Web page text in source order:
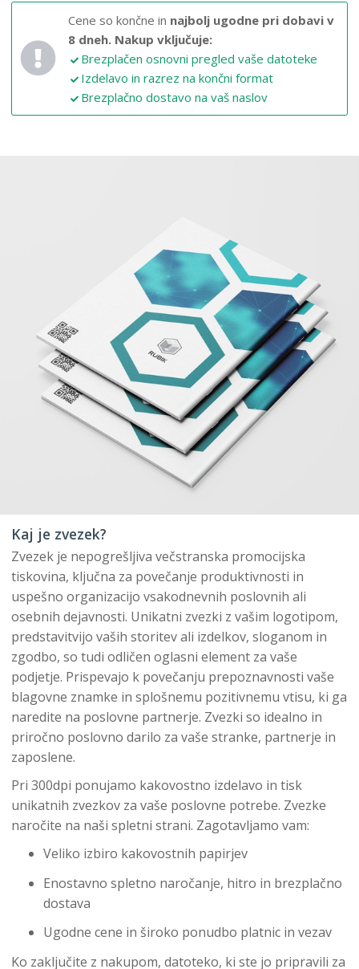
Cene so končne in najbolj ugodne pri dobavi v
8 dneh. Nakup vključuje:
Brezplačen osnovni pregled vaše datoteke
Izdelavo in razrez na končni format
Brezplačno dostavo na vaš naslov
Kaj je zvezek?
Zvezek je nepogrešljiva večstranska promocijska
tiskovina, ključna za povečanje produktivnosti in
uspešno organizacijo vsakodnevnih poslovnih ali
osebnih dejavnosti. Unikatni zvezki z vašim logotipom,
predstavitvijo vaših storitev ali izdelkov, sloganom in
zgodbo, so tudi odličen oglasni element za vaše
podjetje. Prispevajo k povečanju prepoznavnosti vaše
blagovne znamke in splošnemu pozitivnemu vtisu, ki ga
naredite na poslovne partnerje. Zvezki so idealno in
priročno poslovno darilo za vaše stranke, partnerje in
zaposlene.
Pri 300dpi ponujamo kakovostno izdelavo in tisk
unikatnih zvezkov za vaše poslovne potrebe. Zvezke
naročite na naši spletni strani. Zagotavljamo vam:
Veliko izbiro kakovostnih papirjev
Enostavno spletno naročanje, hitro in brezplačno
dostava
Ugodne cene in široko ponudbo platnic in vezav
Ko zaključite z nakupom, datoteko, ki ste jo pripravili za